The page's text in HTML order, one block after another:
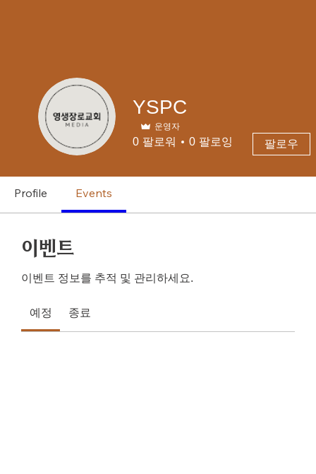
YSPC
운영자
0 팔로워 0 팔로잉 팔로우
Profile Events
이벤트
이벤트 정보를 추적 및 관리하세요.
예정 종료